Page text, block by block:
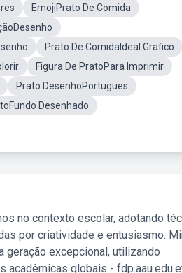
EmojiPrato De Comida
Prato De ComidaIdeal Grafico
Figura De PratoPara Imprimir
Prato DesenhoPortugues
Desenhado
no contexto escolar, adotando
por criatividade e entusiasmo.
geração excepcional, utilizando
globais -